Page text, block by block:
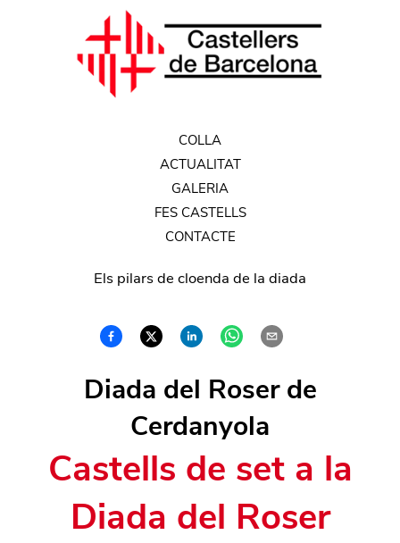
COLLA
ACTUALITAT
GALERIA
FES CASTELLS
CONTACTE
Els pilars de cloenda de la diada
Diada del Roser de
Cerdanyola
Castells de set a la
Diada del Roser